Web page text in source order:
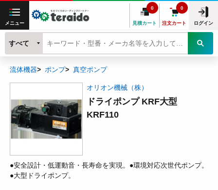
メニュー 見積カート
0
注文カート
0
ログイン
すべて
流体機器 ポンプ 真空ポンプ
オリオン機械（株）
ドライポンプ KRF大型
KRF110
●安全設計・低運動音・長寿命を実現。●環境対応次世代ポンプ。
●大型ドライポンプ。